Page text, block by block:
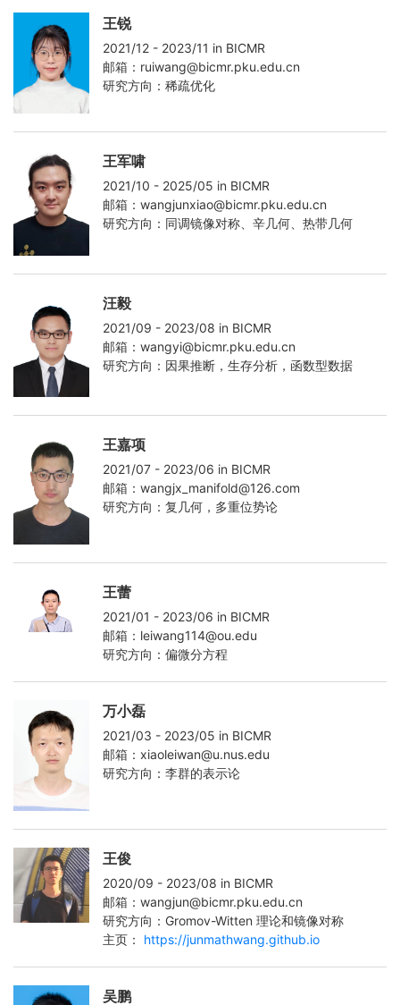
王锐
2021/12 - 2023/11 in BICMR
邮箱：ruiwang@bicmr.pku.edu.cn
研究方向：稀疏优化
王军啸
2021/10 - 2025/05 in BICMR
邮箱：wangjunxiao@bicmr.pku.edu.cn
研究方向：同调镜像对称、辛几何、热带几何
汪毅
2021/09 - 2023/08 in BICMR
邮箱：wangyi@bicmr.pku.edu.cn
研究方向：因果推断，生存分析，函数型数据
王嘉项
2021/07 - 2023/06 in BICMR
邮箱：wangjx_manifold@126.com
研究方向：复几何，多重位势论
王蕾
2021/01 - 2023/06 in BICMR
邮箱：leiwang114@ou.edu
研究方向：偏微分方程
万小磊
2021/03 - 2023/05 in BICMR
邮箱：xiaoleiwan@u.nus.edu
研究方向：李群的表示论
王俊
2020/09 - 2023/08 in BICMR
邮箱：wangjun@bicmr.pku.edu.cn
研究方向：Gromov-Witten 理论和镜像对称
主页：
https://junmathwang.github.io
吴鹏